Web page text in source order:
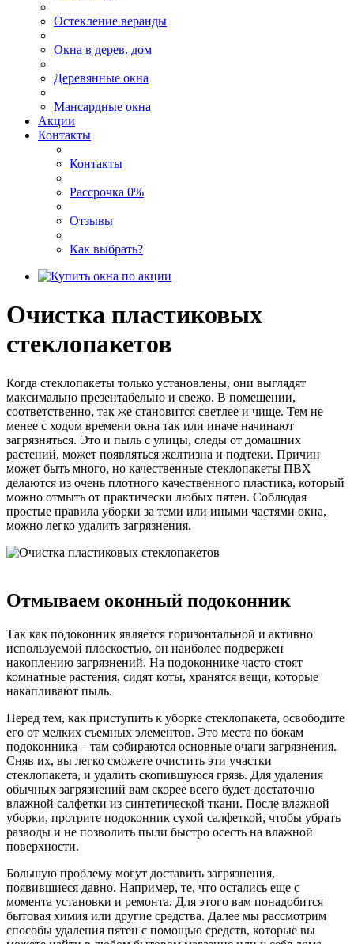
Остекление веранды
Окна в дерев. дом
Деревянные окна
Мансардные окна
Акции
Контакты
Контакты
Рассрочка 0%
Отзывы
Как выбрать?
Очистка пластиковых
стеклопакетов
Когда стеклопакеты только установлены, они выглядят
максимально презентабельно и свежо. В помещении,
соответственно, так же становится светлее и чище. Тем не
менее с ходом времени окна так или иначе начинают
загрязняться. Это и пыль с улицы, следы от домашних
растений, может появляться желтизна и подтеки. Причин
может быть много, но качественные стеклопакеты ПВХ
делаются из очень плотного качественного пластика, который
можно отмыть от практически любых пятен. Соблюдая
простые правила уборки за теми или иными частями окна,
можно легко удалить загрязнения.
Отмываем оконный подоконник
Так как подоконник является горизонтальной и активно
используемой плоскостью, он наиболее подвержен
накоплению загрязнений. На подоконнике часто стоят
комнатные растения, сидят коты, хранятся вещи, которые
накапливают пыль.
Перед тем, как приступить к уборке стеклопакета, освободите
его от мелких съемных элементов. Это места по бокам
подоконника – там собираются основные очаги загрязнения.
Сняв их, вы легко сможете очистить эти участки
стеклопакета, и удалить скопившуюся грязь. Для удаления
обычных загрязнений вам скорее всего будет достаточно
влажной салфетки из синтетической ткани. После влажной
уборки, протрите подоконник сухой салфеткой, чтобы убрать
разводы и не позволить пыли быстро осесть на влажной
поверхности.
Большую проблему могут доставить загрязнения,
появившиеся давно. Например, те, что остались еще с
момента установки и ремонта. Для этого вам понадобится
бытовая химия или другие средства. Далее мы рассмотрим
способы удаления пятен с помощью средств, которые вы